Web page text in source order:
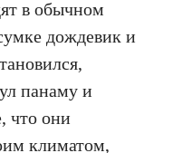
в обычном
дождевик и
панаму и
что они
климатом,